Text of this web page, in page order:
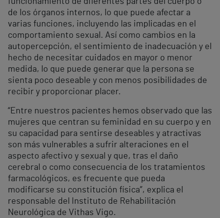
de los órganos internos, lo que puede afectar a
varias funciones, incluyendo las implicadas en el
comportamiento sexual. Así como cambios en la
autopercepción, el sentimiento de inadecuación y el
hecho de necesitar cuidados en mayor o menor
medida, lo que puede generar que la persona se
sienta poco deseable y con menos posibilidades de
recibir y proporcionar placer.
“Entre nuestros pacientes hemos observado que las
mujeres que centran su feminidad en su cuerpo y en
su capacidad para sentirse deseables y atractivas
son más vulnerables a sufrir alteraciones en el
aspecto afectivo y sexual y que, tras el daño
cerebral o como consecuencia de los tratamientos
farmacológicos, es frecuente que pueda
modificarse su constitución física”, explica el
responsable del Instituto de Rehabilitación
Neurológica de Vithas Vigo.